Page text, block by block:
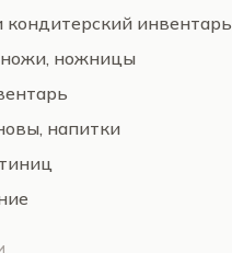
кондитерский инвентарь
ножницы
напитки